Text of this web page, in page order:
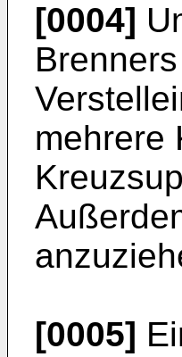
[0004]
mehrere
[0005]